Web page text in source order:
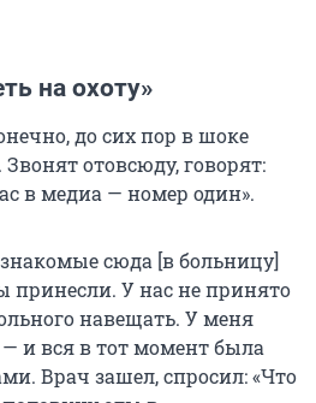
на охоту»
до сих пор в шоке
отовсюду, говорят:
в медиа — номер один».
сюда [в больницу]
принесли. У нас не принято
навещать. У меня
и вся в тот момент была
Врач зашел, спросил: «Что